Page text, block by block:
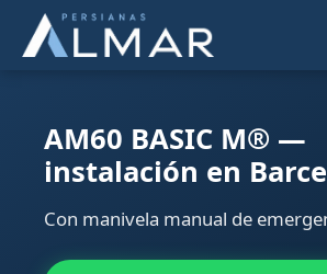
AM60 BASIC M® —
instalación en
Con manivela manual de